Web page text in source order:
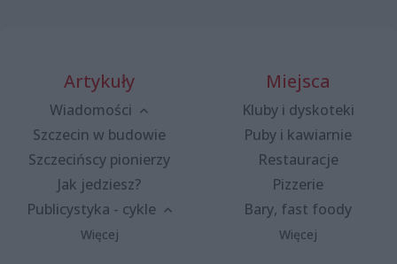
Artykuły
Wiadomości
Szczecin w budowie
Szczecińscy pionierzy
Jak jedziesz?
Publicystyka - cykle
Więcej
Miejsca
Kluby i dyskoteki
Puby i kawiarnie
Restauracje
Pizzerie
Bary, fast foody
Więcej